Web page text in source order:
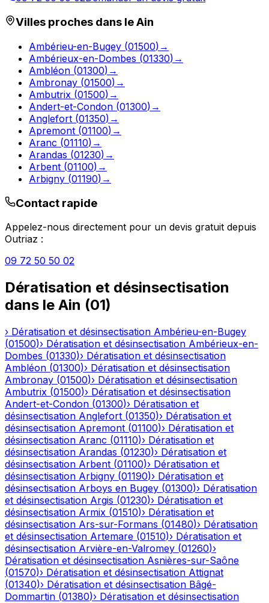
Villes proches dans leAin
Ambérieu-en-Bugey (01500) →
Ambérieux-en-Dombes (01330) →
Ambléon (01300) →
Ambronay (01500) →
Ambutrix (01500) →
Andert-et-Condon (01300) →
Anglefort (01350) →
Apremont (01100) →
Aranc (01110) →
Arandas (01230) →
Arbent (01100) →
Arbigny (01190) →
Contact rapide
Appelez-nous directement pour un devis gratuit depuis
Outriaz :
09 72 50 50 02
Dératisation et désinsectisation
dans le Ain (01)
› Dératisation et désinsectisation Ambérieu-en-Bugey
(01500)› Dératisation et désinsectisation Ambérieux-en-
Dombes (01330)› Dératisation et désinsectisation
Ambléon (01300)› Dératisation et désinsectisation
Ambronay (01500)› Dératisation et désinsectisation
Ambutrix (01500)› Dératisation et désinsectisation
Andert-et-Condon (01300)› Dératisation et
désinsectisation Anglefort (01350)› Dératisation et
désinsectisation Apremont (01100)› Dératisation et
désinsectisation Aranc (01110)› Dératisation et
désinsectisation Arandas (01230)› Dératisation et
désinsectisation Arbent (01100)› Dératisation et
désinsectisation Arbigny (01190)› Dératisation et
désinsectisation Arboys en Bugey (01300)› Dératisation
et désinsectisation Argis (01230)› Dératisation et
désinsectisation Armix (01510)› Dératisation et
désinsectisation Ars-sur-Formans (01480)› Dératisation
et désinsectisation Artemare (01510)› Dératisation et
désinsectisation Arvière-en-Valromey (01260)›
Dératisation et désinsectisation Asnières-sur-Saône
(01570)› Dératisation et désinsectisation Attignat
(01340)› Dératisation et désinsectisation Bâgé-
Dommartin (01380)› Dératisation et désinsectisation